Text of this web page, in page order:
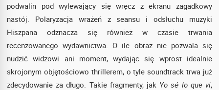
podwalin pod wylewający się wręcz z ekranu zagadkowy
nastój. Polaryzacja wrażeń z seansu i odsłuchu muzyki
Hiszpana odznacza się również w czasie trwania
recenzowanego wydawnictwa. O ile obraz nie pozwala się
nudzić widzowi ani moment, wydając się wprost idealnie
skrojonym objętościowo thrillerem, o tyle soundtrack trwa już
zdecydowanie za długo. Takie fragmenty, jak Yo sé lo que vi,